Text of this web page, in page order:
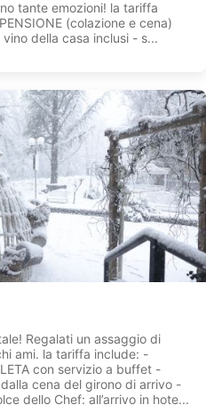
tante emozioni! la tariffa
(colazione e cena)
della casa inclusi - s...
Regalati un assaggio di
ami. la tariffa include: -
con servizio a buffet -
cena del girono di arrivo -
dello Chef: all’arrivo in hote...